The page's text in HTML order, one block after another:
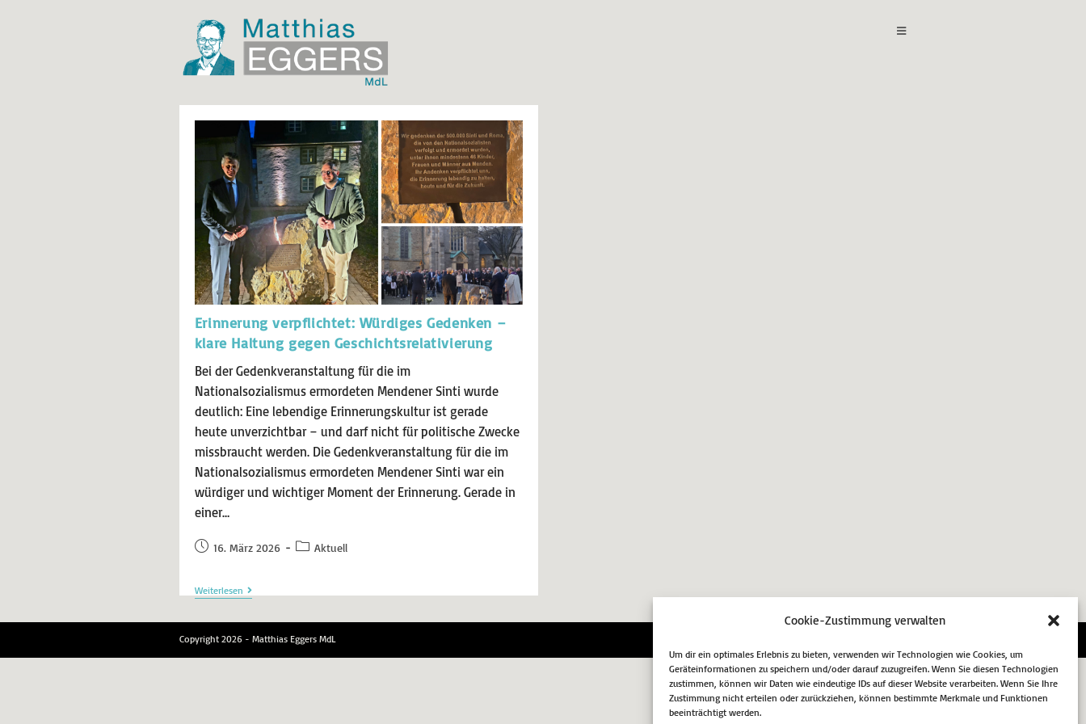
Cookie-Zustimmung verwalten
Um dir ein optimales Erlebnis zu bieten, verwenden wir Technologien wie Cookies, um
Geräteinformationen zu speichern und/oder darauf zuzugreifen. Wenn Sie diesen Technologien
zustimmen, können wir Daten wie eindeutige IDs auf dieser Website verarbeiten. Wenn Sie Ihre
Zustimmung nicht erteilen oder zurückziehen, können bestimmte Merkmale und Funktionen
beeinträchtigt werden.
Erinnerung verpflichtet: Würdiges Gedenken –
klare Haltung gegen Geschichtsrelativierung
Bei der Gedenkveranstaltung für die im
Nationalsozialismus ermordeten Mendener Sinti wurde
deutlich: Eine lebendige Erinnerungskultur ist gerade
heute unverzichtbar – und darf nicht für politische Zwecke
missbraucht werden. Die Gedenkveranstaltung für die im
Nationalsozialismus ermordeten Mendener Sinti war ein
würdiger und wichtiger Moment der Erinnerung. Gerade in
einer…
16. März 2026 Aktuell
Weiterlesen
Copyright 2026 - Matthias Eggers MdL